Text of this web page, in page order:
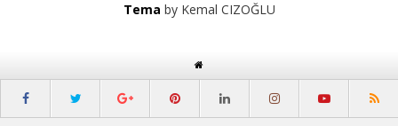
Tema by Kemal CIZOĞLU